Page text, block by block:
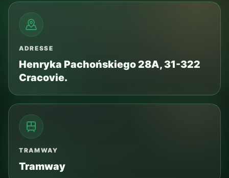
ADRESSE
Henryka Pachońskiego 28A, 31-322
Cracovie.
TRAMWAY
Tramway